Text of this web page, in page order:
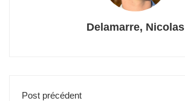
Delamarre, Nicolas
Post précédent